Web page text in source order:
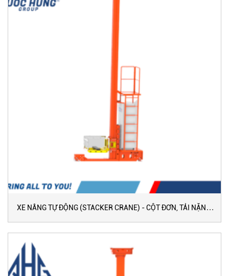
XE NÂNG TỰ ĐỘNG (STACKER CRANE) - CỘT ĐƠN, TẢI NẶNG,